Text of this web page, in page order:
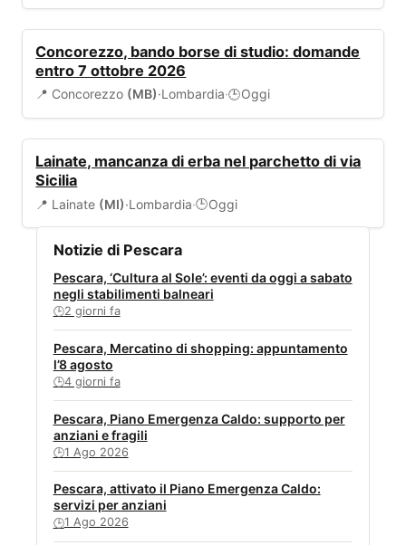
Concorezzo, bando borse di studio: domande
entro 7 ottobre 2026
📍 Concorezzo (MB)·Lombardia·🕒Oggi
Lainate, mancanza di erba nel parchetto di via
Sicilia
📍 Lainate (MI)·Lombardia·🕒Oggi
Notizie di Pescara
Pescara, ‘Cultura al Sole’: eventi da oggi a sabato
negli stabilimenti balneari
🕒2 giorni fa
Pescara, Mercatino di shopping: appuntamento
l’8 agosto
🕒4 giorni fa
Pescara, Piano Emergenza Caldo: supporto per
anziani e fragili
🕒1 Ago 2026
Pescara, attivato il Piano Emergenza Caldo:
servizi per anziani
🕒1 Ago 2026